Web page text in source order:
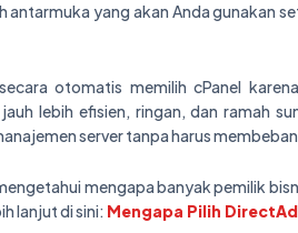
antarmuka yang akan Anda gunakan
otomatis memilih cPanel
lebih efisien, ringan, dan ramah
server tanpa harus
mengapa banyak pemilik
lanjut di sini: Mengapa Pilih